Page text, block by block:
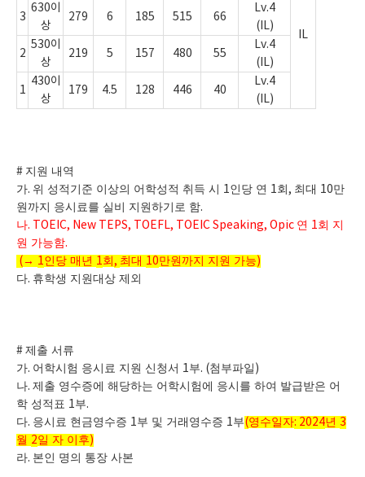
IL
3
630이
상
279 6 185 515 66
Lv.4
(IL)
2
530이
상
219 5 157 480 55
Lv.4
(IL)
1
430이
상
179 4.5 128 446 40
Lv.4
(IL)
# 지원 내역
가. 위 성적기준 이상의 어학성적 취득 시 1인당 연 1회 , 최대 10만
원까지 응시료를 실비 지원하기로 함.
나. TOEIC, New TEPS, TOEFL, TOEIC Speaking, Opic 연 1회 지
원 가능함.
( → 1인당 매년 1회 , 최대 10만원까지 지원 가능)
다. 휴학생 지원대상 제외
# 제출 서류
가. 어학시험 응시료 지원 신청서 1부. (첨부파일 )
나. 제출 영수증에 해당하는 어학시험에 응시를 하여 발급받은 어
학 성적표 1부.
다. 응시료 현금영수증 1부 및 거래영수증 1부(영수일자: 2024년 3
월 2일 자 이후)
라. 본인 명의 통장 사본